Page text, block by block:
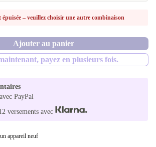
épuisée – veuillez choisir une autre combinaison
Ajouter au panier
payez en plusieurs fois.
PayPal
versements avec
appareil neuf